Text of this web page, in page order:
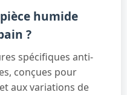
humide
?
spécifiques anti-
conçues pour
aux variations de